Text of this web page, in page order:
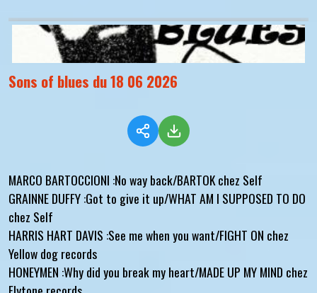
Sons of blues du 18 06 2026
MARCO BARTOCCIONI :No way back/BARTOK chez Self
GRAINNE DUFFY :Got to give it up/WHAT AM I SUPPOSED TO DO
chez Self
HARRIS HART DAVIS :See me when you want/FIGHT ON chez
Yellow dog records
HONEYMEN :Why did you break my heart/MADE UP MY MIND chez